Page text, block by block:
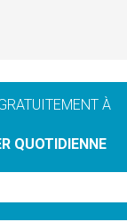
À
QUOTIDIENNE